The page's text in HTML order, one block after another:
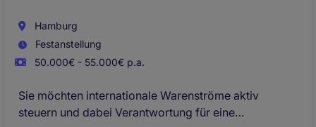
Hamburg
Festanstellung
50.000€ - 55.000€ p.a.
Sie möchten internationale Warenströme aktiv
steuern und dabei Verantwortung für eine